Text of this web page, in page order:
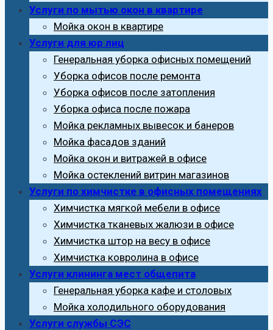
Услуги по мытью окон в квартире
Мойка окон в квартире
Услуги для юр лиц
Генеральная уборка офисных помещений
Уборка офисов после ремонта
Уборка офисов после затопления
Уборка офиса после пожара
Мойка рекламных вывесок и банеров
Мойка фасадов зданий
Мойка окон и витражей в офисе
Мойка остеклений витрин магазинов
Услуги по химчистке в офисных помещениях
Химчистка мягкой мебели в офисе
Химчистка тканевых жалюзи в офисе
Химчистка штор на весу в офисе
Химчистка ковролина в офисе
Услуги клининга мест общепита
Генеральная уборка кафе и столовых
Мойка холодильного оборудования
Услуги службы СЭС